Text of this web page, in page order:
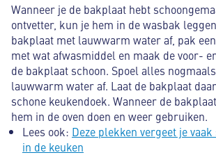
Wanneer je de bakplaat hebt
ontvetter, kun je hem in de wasbak
bakplaat met lauwwarm water af, pak
met wat afwasmiddel en maak de voor-
de bakplaat schoon. Spoel alles
lauwwarm water af. Laat de bakplaat
schone keukendoek. Wanneer de
hem in de oven doen en weer gebruiken.
Lees ook: Deze plekken vergeet je
in de keuken